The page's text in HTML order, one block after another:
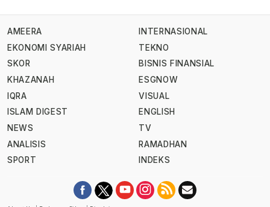
AMEERA
EKONOMI SYARIAH
SKOR
KHAZANAH
IQRA
ISLAM DIGEST
NEWS
ANALISIS
SPORT
INTERNASIONAL
TEKNO
BISNIS FINANSIAL
ESGNOW
VISUAL
ENGLISH
TV
RAMADHAN
INDEKS